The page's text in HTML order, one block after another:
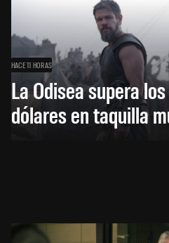
HACE 11 HORAS
La Odisea supera
dólares en taquilla